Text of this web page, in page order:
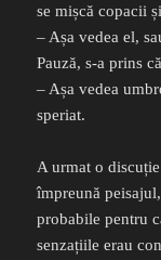
se mișcă copacii
– Așa vedea el,
Pauză, s-a prins
– Așa vedea
speriat.
A urmat o
împreună
probabile pentru
senzațiile erau